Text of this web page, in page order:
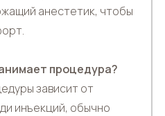
анестетик, чтобы
процедура?
зависит от
инъекций, обычно